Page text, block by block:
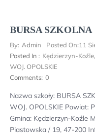
BURSA SZKOLNA
By: Admin Posted On:11
Posted In : Kędzierzyn-Koźle,
WOJ. OPOLSKIE
Comments: 0
Nazwa szkoły: BURSA
WOJ. OPOLSKIE Powiat:
Gmina: Kędzierzyn-Koźle
Piastowska / 19, 47-200